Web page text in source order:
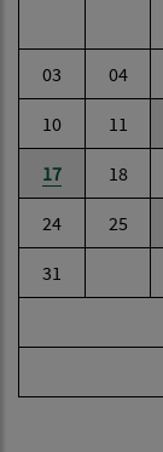
03 04
10 11
17 18
24 25
31